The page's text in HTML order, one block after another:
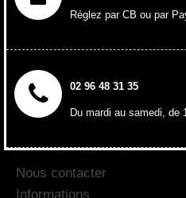
Réglez par CB ou par
02 96 48 31 35
Du mardi au samedi, de
Nous contacter
Informations